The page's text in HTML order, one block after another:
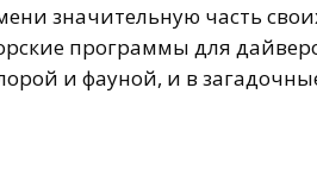
значительную часть
программы для
и фауной, и в